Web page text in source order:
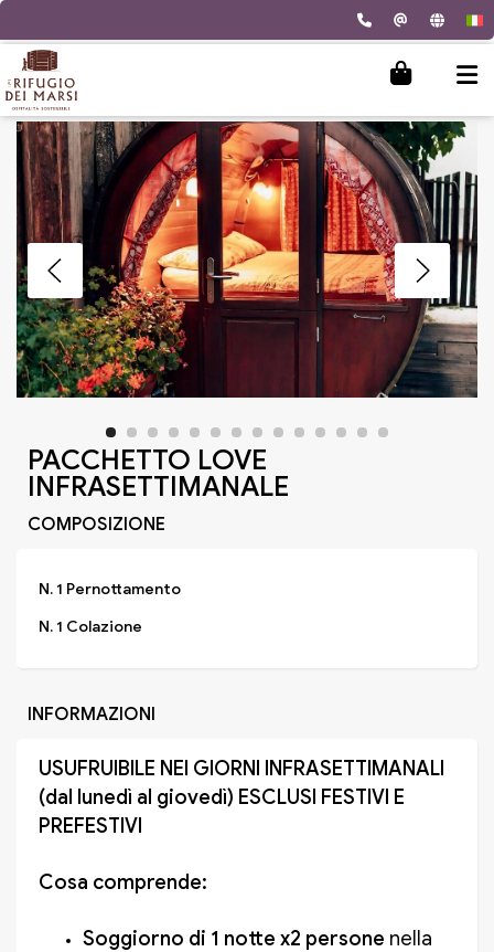
PACCHETTO LOVE
INFRASETTIMANALE
COMPOSIZIONE
N. 1 Pernottamento
N. 1 Colazione
INFORMAZIONI
USUFRUIBILE NEI GIORNI INFRASETTIMANALI
(dal lunedì al giovedì) ESCLUSI FESTIVI E
PREFESTIVI
Cosa comprende:
Soggiorno di 1 notte x2 persone nella